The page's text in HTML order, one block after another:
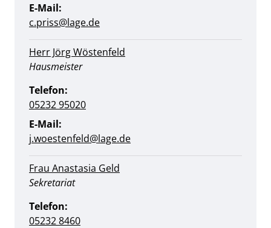
E-Mail:
c.priss@lage.de
Herr Jörg Wöstenfeld
Position:
Hausmeister
Telefon:
05232 95020
E-Mail:
j.woestenfeld@lage.de
Frau Anastasia Geld
Position:
Sekretariat
Telefon:
05232 8460